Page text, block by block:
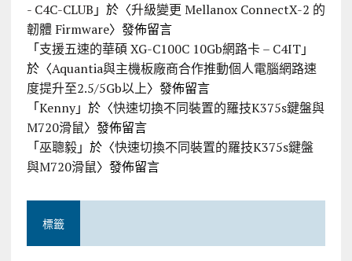
- C4C-CLUB 」於〈升級變更 Mellanox ConnectX-2 的
韌體 Firmware〉發佈留言
「支援五速的華碩 XG-C100C 10Gb網路卡 – C4IT」
於〈Aquantia與主機板廠商合作推動個人電腦網路速
度提升至2.5/5Gb以上〉發佈留言
「Kenny」於〈快速切換不同裝置的羅技K375s鍵盤與
M720滑鼠〉發佈留言
「巫聰毅」於〈快速切換不同裝置的羅技K375s鍵盤
與M720滑鼠〉發佈留言
標籤